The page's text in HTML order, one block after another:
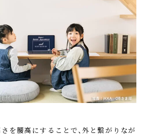
を腰高にすることで、外と繋がりなが